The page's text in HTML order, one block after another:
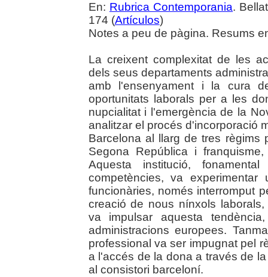
En: Rubrica Contemporania.
174 (Artículos)
Notes a peu de pàgina. Resums
La creixent complexitat de les
dels seus departaments
amb l'ensenyament i la cura
oportunitats laborals per a les
nupcialitat i l'emergència de la
analitzar el procés d'incorporació
Barcelona al llarg de tres règims
Segona República i
Aquesta institució,
competències, va
funcionàries, només interromput
creació de nous nínxols
va impulsar aquesta
administracions europees.
professional va ser impugnat pel
a l'accés de la dona a través de
al consistori barceloní.